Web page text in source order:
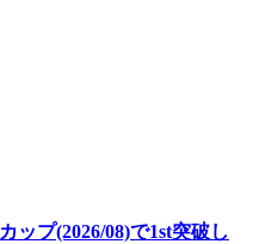
ップ(2026/08)で1st突破し